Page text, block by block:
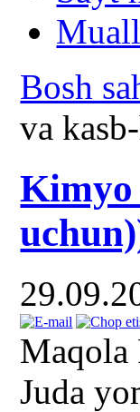
Bosh
va
Kimyo
Maqola
Juda